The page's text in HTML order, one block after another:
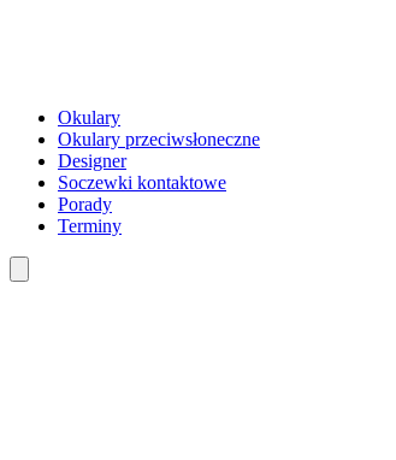
Okulary
Okulary przeciwsłoneczne
Designer
Soczewki kontaktowe
Porady
Terminy